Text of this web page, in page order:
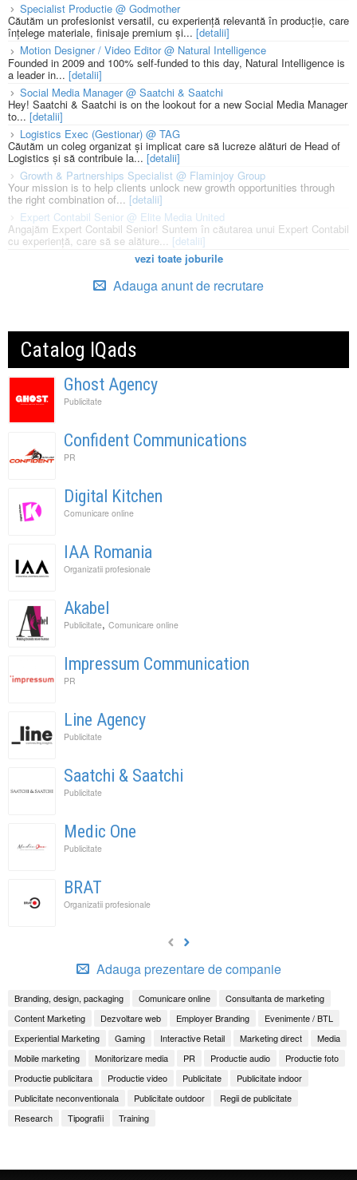
Specialist Productie @ Godmother
Căutăm un profesionist versatil, cu experiență relevantă în producție, care
înțelege materiale, finisaje premium și... [detalii]
Motion Designer / Video Editor @ Natural Intelligence
Founded in 2009 and 100% self-funded to this day, Natural Intelligence is
a leader in... [detalii]
Social Media Manager @ Saatchi & Saatchi
Hey! Saatchi & Saatchi is on the lookout for a new Social Media Manager
to... [detalii]
Logistics Exec (Gestionar) @ TAG
Căutăm un coleg organizat și implicat care să lucreze alături de Head of
Logistics și să contribuie la... [detalii]
Growth & Partnerships Specialist @ Flaminjoy Group
Your mission is to help clients unlock new growth opportunities through
the right combination of... [detalii]
Expert Contabil Senior @ Elite Media United
Angajăm Expert Contabil Senior! Suntem în căutarea unui Expert Contabil
cu experiență, care să se alăture... [detalii]
vezi toate joburile
Adauga anunt de recrutare
Catalog IQads
Ghost Agency
Publicitate
Confident Communications
PR
Digital Kitchen
Comunicare online
IAA Romania
Organizatii profesionale
Akabel
Publicitate, Comunicare online
Impressum Communication
PR
Line Agency
Publicitate
Saatchi & Saatchi
Publicitate
Medic One
Publicitate
BRAT
Organizatii profesionale
Adauga prezentare de companie
Branding, design, packaging Comunicare online
Consultanta de marketing
Content Marketing
Dezvoltare web Employer Branding
Evenimente / BTL
Experiential Marketing
Gaming Interactive Retail Marketing direct
Media
Mobile marketing
Monitorizare media PR Productie audio
Productie foto
Productie publicitara
Productie video Publicitate
Publicitate indoor
Publicitate neconventionala
Publicitate outdoor
Regii de publicitate
Research
Tipografii Training